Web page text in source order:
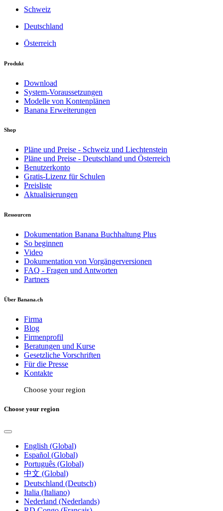
Schweiz
Deutschland
Österreich
Produkt
Download
System-Voraussetzungen
Modelle von Kontenplänen
Banana Erweiterungen
Shop
Pläne und Preise - Schweiz und Liechtenstein
Pläne und Preise - Deutschland und Österreich
Benutzerkonto
Gratis-Lizenz für Schulen
Preisliste
Aktualisierungen
Ressourcen
Dokumentation Banana Buchhaltung Plus
So beginnen
Video
Dokumentation von Vorgängerversionen
FAQ - Fragen und Antworten
Partners
Über Banana.ch
Firma
Blog
Firmenprofil
Beratungen und Kurse
Gesetzliche Vorschriften
Für die Presse
Kontakte
Choose your region
Choose your region
English (Global)
Español (Global)
Português (Global)
中文 (Global)
Deutschland (Deutsch)
Italia (Italiano)
Nederland (Nederlands)